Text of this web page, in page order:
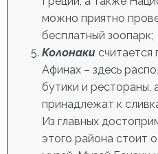
можно приятно
бесплатный зоопарк;
Колонаки
Афинах – здесь
бутики и рестораны,
принадлежат к
Из главных
этого района стоит